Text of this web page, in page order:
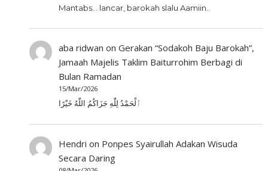
Mantabs... lancar, barokah slalu Aamiin..
aba ridwan onGerakan “Sodakoh Baju Barokah”,
Jamaah Majelis Taklim Baiturrohim Berbagi di
Bulan Ramadan
15/Mar/2026
ٱلْحَمْدُ لِلّٰهِ جَزَاكُمُ اللّٰهُ خَيْرًا
Hendri on Ponpes Syairullah Adakan Wisuda
Secara Daring